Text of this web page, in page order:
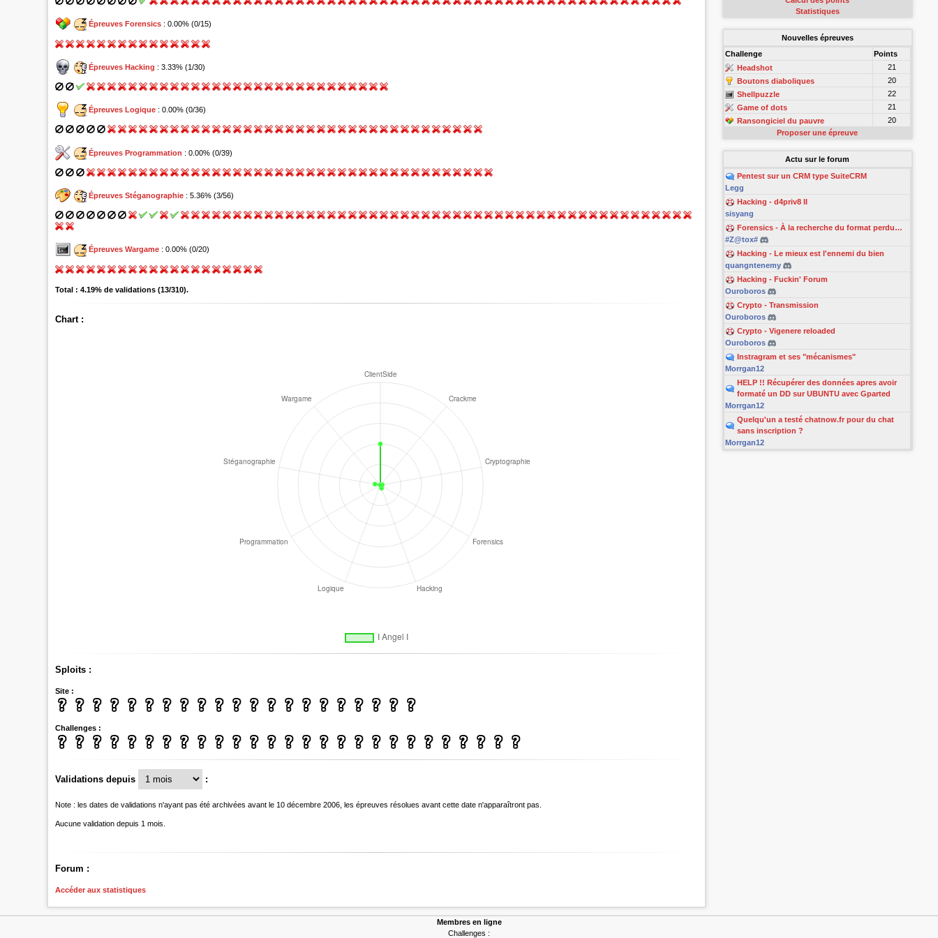
Épreuves Forensics : 0.00% (0/15)
Épreuves Hacking : 3.33% (1/30)
Épreuves Logique : 0.00% (0/36)
Épreuves Programmation : 0.00% (0/39)
Épreuves Stéganographie : 5.36% (3/56)
Épreuves Wargame : 0.00% (0/20)
Total : 4.19% de validations (13/310).
Chart :
Sploits :
Site :
Challenges :
Validations depuis :
Note : les dates de validations n'ayant pas été archivées avant le 10 décembre 2006, les épreuves résolues avant cette date n'apparaîtront pas.
Aucune validation depuis 1 mois.
Forum :
Accéder aux statistiques
Statistiques
Nouvelles épreuves
Challenge
Points
Headshot
21
Boutons diaboliques
20
Shellpuzzle
22
Game of dots
21
Ransongiciel du pauvre
20
Proposer une épreuve
Actu sur le forum
Pentest sur un CRM type SuiteCRM
Legg
Hacking - d4priv8 II
sisyang
Forensics - À la recherche du format perdu…
#Z@tox#
Hacking - Le mieux est l'ennemi du bien
quangntenemy
Hacking - Fuckin' Forum
Ouroboros
Crypto - Transmission
Ouroboros
Crypto - Vigenere reloaded
Ouroboros
Instragram et ses "mécanismes"
Morrgan12
HELP !! Récupérer des données apres avoir
formaté un DD sur UBUNTU avec Gparted
Morrgan12
Quelqu'un a testé chatnow.fr pour du chat
sans inscription ?
Morrgan12
Membres en ligne
Challenges :